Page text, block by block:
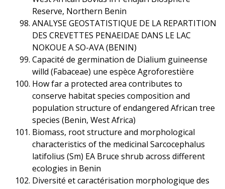
Reserve, Northern Benin
ANALYSE GEOSTATISTIQUE DE LA REPARTITION
DES CREVETTES PENAEIDAE DANS LE LAC
NOKOUE A SO-AVA (BENIN)
Capacité de germination de Dialium guineense
willd (Fabaceae) une espèce Agroforestière
How far a protected area contributes to
conserve habitat species composition and
population structure of endangered African tree
species (Benin, West Africa)
Biomass, root structure and morphological
characteristics of the medicinal Sarcocephalus
latifolius (Sm) EA Bruce shrub across different
ecologies in Benin
Diversité et caractérisation morphologique des